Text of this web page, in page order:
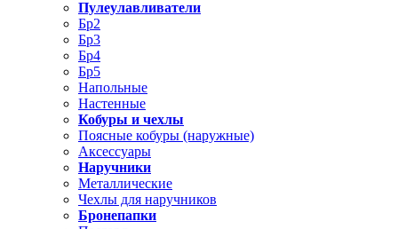
Пулеулавливатели
Бр2
Бр3
Бр4
Бр5
Напольные
Настенные
Кобуры и чехлы
Поясные кобуры (наружные)
Аксессуары
Наручники
Металлические
Чехлы для наручников
Бронепапки